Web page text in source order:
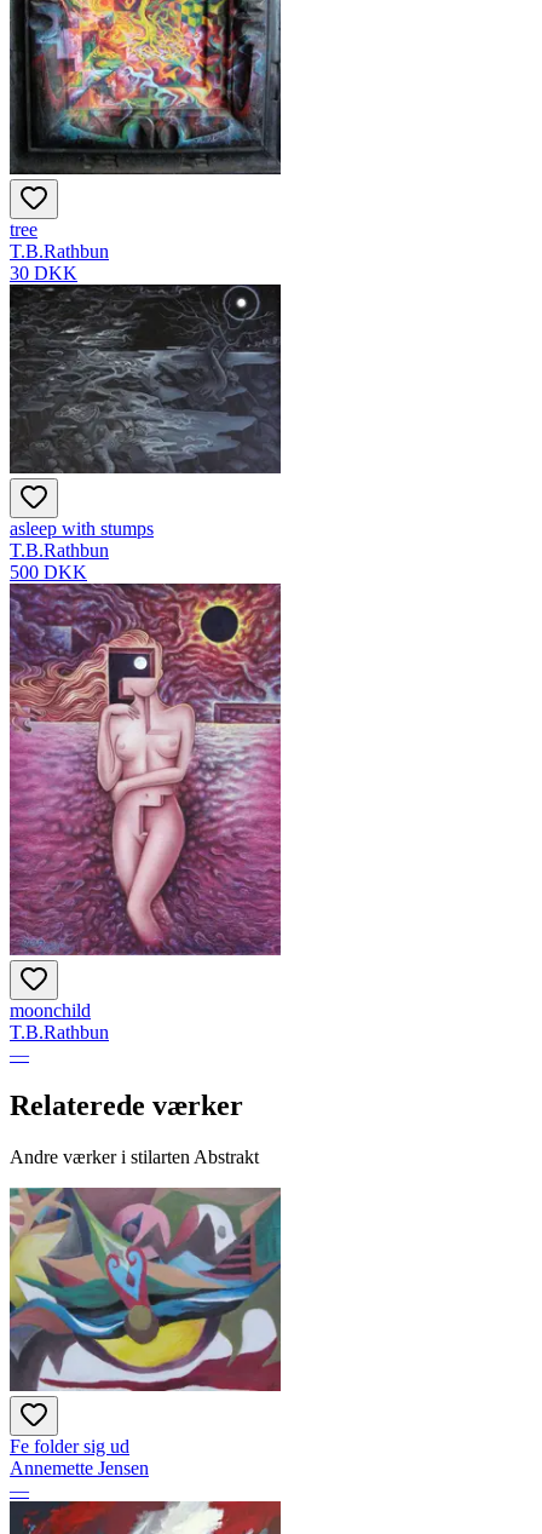
tree
T.B.Rathbun
30 DKK
asleep with stumps
T.B.Rathbun
500 DKK
moonchild
T.B.Rathbun
—
Relaterede værker
Andre værker i stilarten Abstrakt
Fe folder sig ud
Annemette Jensen
—